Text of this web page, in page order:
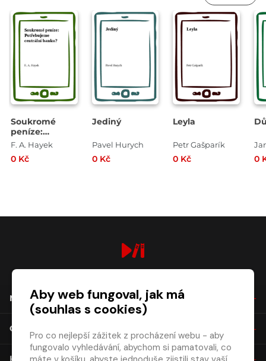
Soukromé
peníze:
Potřebujeme
centrální
banku?
F. A. Hayek
0 Kč
Jediný
Pavel Hurych
0 Kč
Leyla
Petr Gašparík
0 Kč 0
NÁKUP
O SPOLEČNOSTI
Aby web fungoval, jak má
(souhlas s cookies)
Pro co nejlepší zážitek z procházení webu - aby
fungovalo vyhledávání, abychom si pamatovali, co